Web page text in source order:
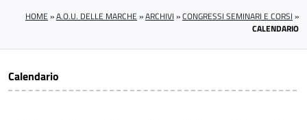
HOME »A.O.U. DELLE MARCHE »ARCHIVI »CONGRESSI SEMINARI E CORSI »
CALENDARIO
Calendario